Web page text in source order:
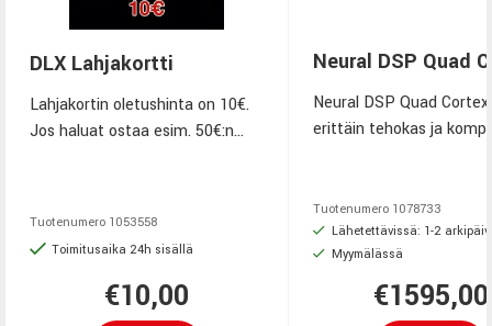
DLX Lahjakortti
Lahjakortin oletushinta on 10€.
Jos haluat ostaa esim. 50€:n
Tuotenumero 1053558
Toimitusaika 24h sisällä
€10,00
Neural DSP Quad
Neural DSP Quad
erittäin tehokas ja
kitaralle ja bassolle. Se
hyödyntää neliytimistä
SHARC‑arkkitehtuuria ja
kehittynyttä Neural
‑tekoälymallinnusta,
Tuotenumero 1078733
Lähetettävissä: 1-2
Myymälässä
€1595,00